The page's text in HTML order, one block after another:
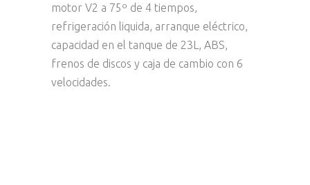
motor V2 a 75º de 4 tiempos,
refrigeración liquida, arranque eléctrico,
capacidad en el tanque de 23L, ABS,
frenos de discos y caja de cambio con 6
velocidades.